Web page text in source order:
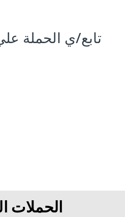
تابع/ي الحملة
الحملات